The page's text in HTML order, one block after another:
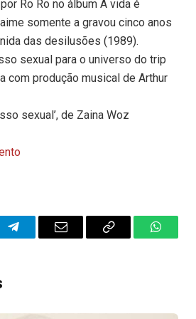
Ro Ro no álbum A vida é
somente a gravou cinco anos
das desilusões (1989).
sexual para o universo do trip
com produção musical de Arthur
sexual’, de Zaina Woz
TelegramEmail
Copy